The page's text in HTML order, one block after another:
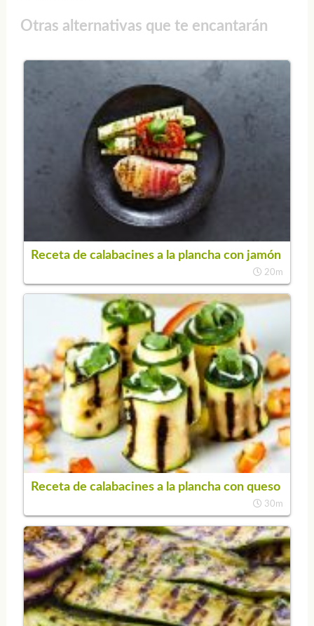
Otras alternativas que te encantarán
Receta de calabacines a la plancha con jamón
20m
Receta de calabacines a la plancha con queso
30m